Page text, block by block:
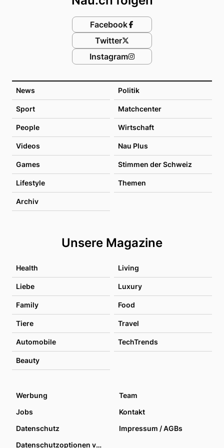
News Politik
Sport Matchcenter
People Wirtschaft
Videos Nau Plus
Games Stimmen der Schweiz
Lifestyle Themen
Archiv
Unsere Magazine
Health Living
Liebe Luxury
Family Food
Tiere Travel
Automobile TechTrends
Beauty
Facebook
Twitter
Instagram
Werbung
Team
Jobs
Kontakt
Datenschutz
Impressum / AGBs
Datenschutzoptionen verwalten